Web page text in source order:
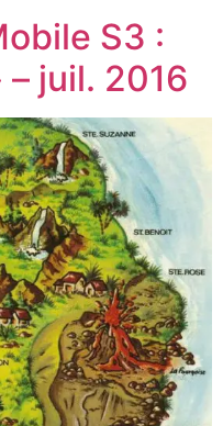
S3 :
juil. 2016